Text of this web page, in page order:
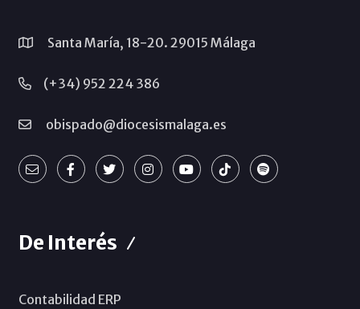
Santa María, 18-20. 29015 Málaga
(+34) 952 224 386
obispado@diocesismalaga.es
De Interés
Contabilidad ERP